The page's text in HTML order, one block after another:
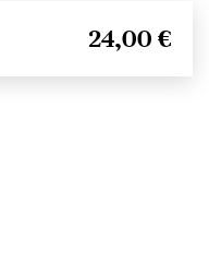
24,00 €